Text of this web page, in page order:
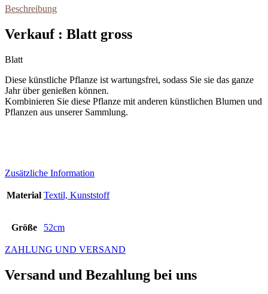
Beschreibung
Verkauf : Blatt gross
Blatt
Diese künstliche Pflanze ist wartungsfrei, sodass Sie sie das ganze
Jahr über genießen können.
Kombinieren Sie diese Pflanze mit anderen künstlichen Blumen und
Pflanzen aus unserer Sammlung.
Zusätzliche Information
Material Textil, Kunststoff
Größe 52cm
ZAHLUNG UND VERSAND
Versand und Bezahlung bei uns